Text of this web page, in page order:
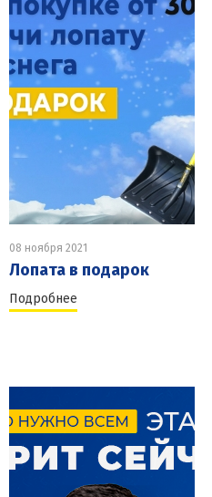
08 ноября 2021
Лопата в подарок
Подробнее